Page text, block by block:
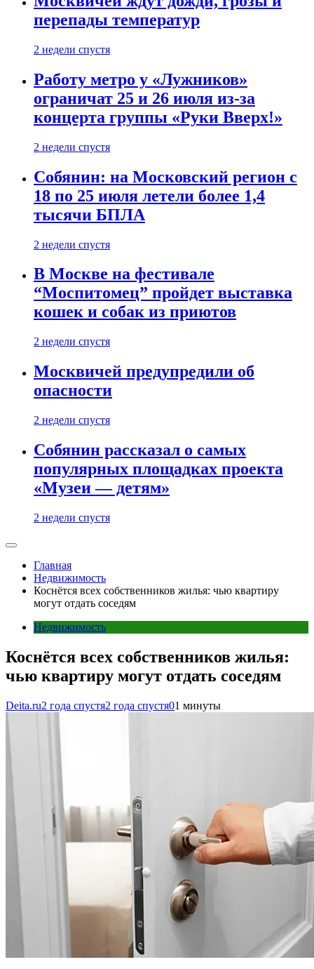
перепады температур
2 недели спустя
Работу метро у «Лужников»
ограничат 25 и 26 июля из-за
концерта группы «Руки Вверх!»
2 недели спустя
Собянин: на Московский регион с
18 по 25 июля летели более 1,4
тысячи БПЛА
2 недели спустя
В Москве на фестивале
“Моспитомец” пройдет выставка
кошек и собак из приютов
2 недели спустя
Москвичей предупредили об
опасности
2 недели спустя
Собянин рассказал о самых
популярных площадках проекта
«Музеи — детям»
2 недели спустя
Главная
Недвижимость
Коснётся всех собственников жилья: чью квартиру
могут отдать соседям
Недвижимость
Коснётся всех собственников жилья:
чью квартиру могут отдать соседям
Deita.ru2 года спустя2 года спустя01 минуты